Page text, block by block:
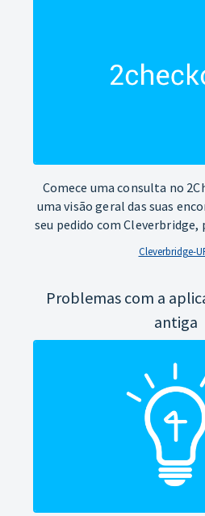
Comece uma consulta no
uma visão geral das suas
seu pedido com Cleverbridge,
Cleverbridge-
Problemas com a
antiga